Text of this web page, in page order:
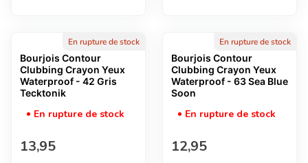
En rupture de stock
Bourjois Contour
Clubbing Crayon Yeux
Waterproof - 42 Gris
Tecktonik
En rupture de stock
Prix normal
13,95
En rupture de stock
Bourjois Contour
Clubbing Crayon Yeux
Waterproof - 63 Sea Blue
Soon
En rupture de stock
Prix normal
12,95